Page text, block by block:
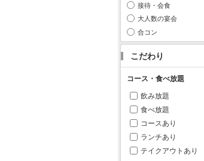
接待・会食
大人数の宴会
合コン
こだわり
コース・食べ放題
飲み放題
食べ放題
コースあり
ランチあり
テイクアウトあり